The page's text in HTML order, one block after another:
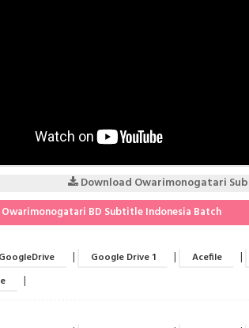
Download Owarimonogatari
BD Subtitle Indonesia Batch
GoogleDrive | Google Drive 1 | Acefile |
|